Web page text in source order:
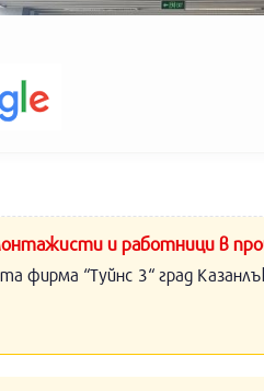
и работници в
фирма “Туйнс 3“ град